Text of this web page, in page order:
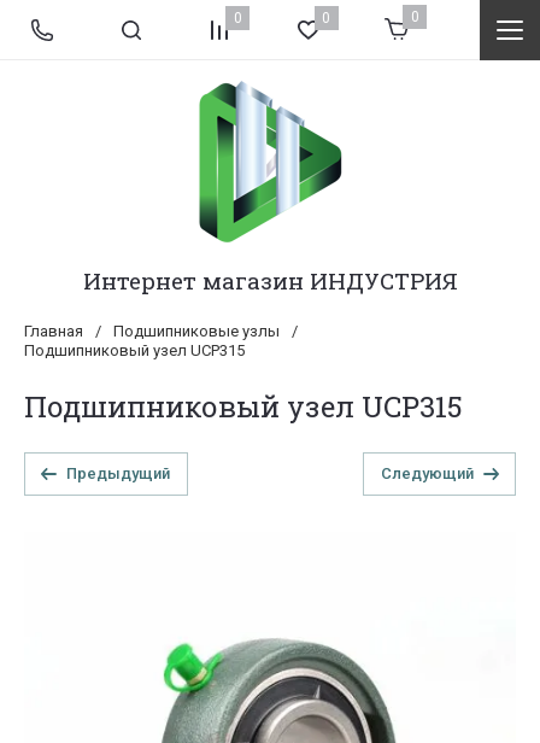
0 0 0
Интернет магазин ИНДУСТРИЯ
Главная / Подшипниковые узлы
/
Подшипниковый узел UCP315
Подшипниковый узел UCP315
Предыдущий Следующий